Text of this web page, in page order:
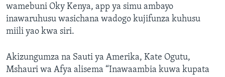
wamebuni Oky Kenya, app ya simu ambayo
inawaruhusu wasichana wadogo kujifunza kuhusu
miili yao kwa siri.
Akizungumza na Sauti ya Amerika, Kate Ogutu,
Mshauri wa Afya alisema “Inawaambia kuwa kupata